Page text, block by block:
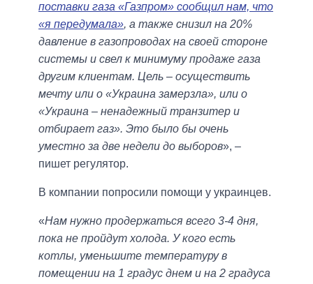
поставки газа «Газпром» сообщил нам, что
«я передумала», а также снизил на 20%
давление в газопроводах на своей стороне
системы и свел к минимуму продаже газа
другим клиентам. Цель – осуществить
мечту или о «Украина замерзла», или о
«Украина – ненадежный транзитер и
отбирает газ». Это было бы очень
уместно за две недели до выборов», –
пишет регулятор.
В компании попросили помощи у украинцев.
«Нам нужно продержаться всего 3-4 дня,
пока не пройдут холода. У кого есть
котлы, уменьшите температуру в
помещении на 1 градус днем ​​и на 2 градуса